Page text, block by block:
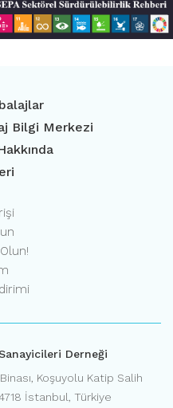
Bilgi Merkezi
Derneği
Koşuyolu Katip Salih
İstanbul, Türkiye